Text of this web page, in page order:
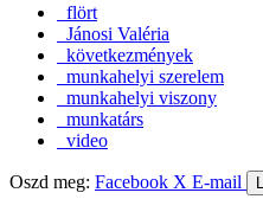
flört
Jánosi Valéria
következmények
munkahelyi szerelem
munkahelyi viszony
munkatárs
video
Oszd meg: Facebook X E-mail